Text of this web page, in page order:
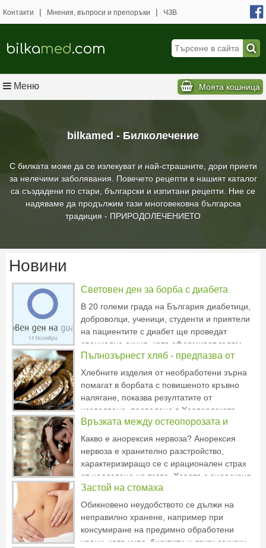
bilkamed - Билколечение
С билката може да се излекуват и най-страшните, дори приети
за нелечими заболявания. Повечето рецепти в нашият каталог
са създадени по стари, български и изпитани рецепти. Ние се
надяваме да продължим тази многовековна българска
традиция - ПРИРОДОЛЕЧЕНИЕТО
Контакти | Мнения, въпроси и препоръки | ЧЗВ
bilkamed.com
Меню Моята кошница
Новини
Световен ден за борба с диабета
В 20 големи града на България диабетици,
доброволци, ученици, студенти и приятели
на пациентите с диабет ще проведат
специална акция, като сформират голям
син кръг - символът на борбата с диабета.
С тази акция на съпричастност ще бъде
изразена солидарността към страдащите от
Пълнозърнест хляб - предпазва от
високо кръвно
Хлебните изделия от необработени зърна
помагат в борбата с повишеното кръвно
налягане, показва резултатите от
изследване, проведено в Харвардското
училище за обществено здраве в Бостън
(САЩ). Мъжете, които приемат такива
продукти, по-рядко страдат от хипертония.
Връзката между остеопорозата и
анорексия
Какво е анорексия нервоза? Анорексия
нервоза е хранително разстройство,
характеризиращо се с ирационален страх
от наддаване на тегло. Хората с анорексия
невроза смятат, че те са с наднормено
тегло, дори когато те са изключително
Застой на стомаха
Обикновено неудобството се дължи на
неправилно хранене, например при
консумиране на предимно обработени
храни, като чипс, бисквити и други закуски,